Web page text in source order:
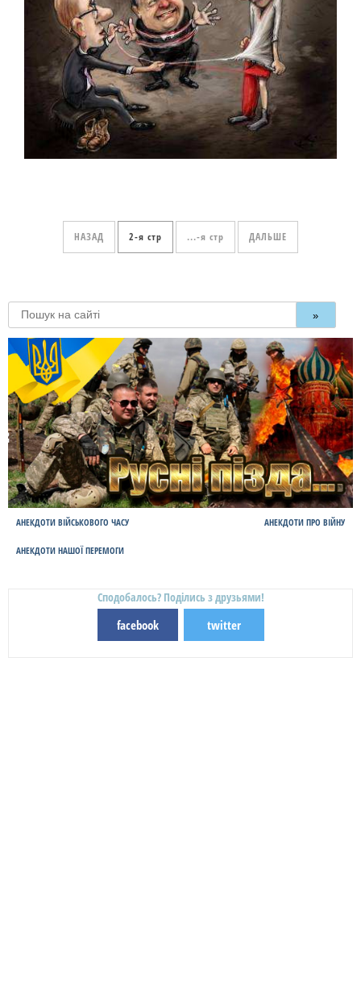
НАЗАД 2 ... ДАЛЬШЕ
»
АНЕКДОТИ ВІЙСЬКОВОГО ЧАСУ АНЕКДОТИ ПРО ВІЙНУ
АНЕКДОТИ НАШОЇ ПЕРЕМОГИ
Сподобалось? Поділись з друзьями!
facebook twitter